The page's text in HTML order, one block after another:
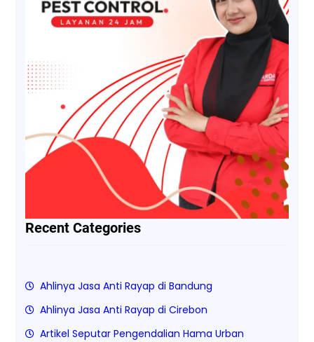
Recent Categories
Ahlinya Jasa Anti Rayap di Bandung
Ahlinya Jasa Anti Rayap di Cirebon
Artikel Seputar Pengendalian Hama Urban